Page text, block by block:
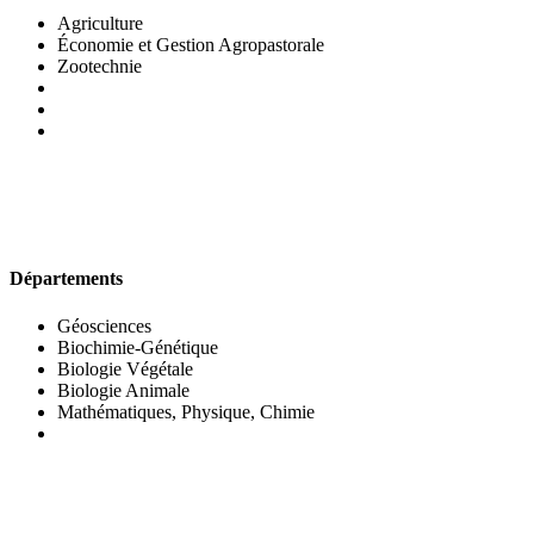
Agriculture
Économie et Gestion Agropastorale
Zootechnie
Départements
Géosciences
Biochimie-Génétique
Biologie Végétale
Biologie Animale
Mathématiques, Physique, Chimie